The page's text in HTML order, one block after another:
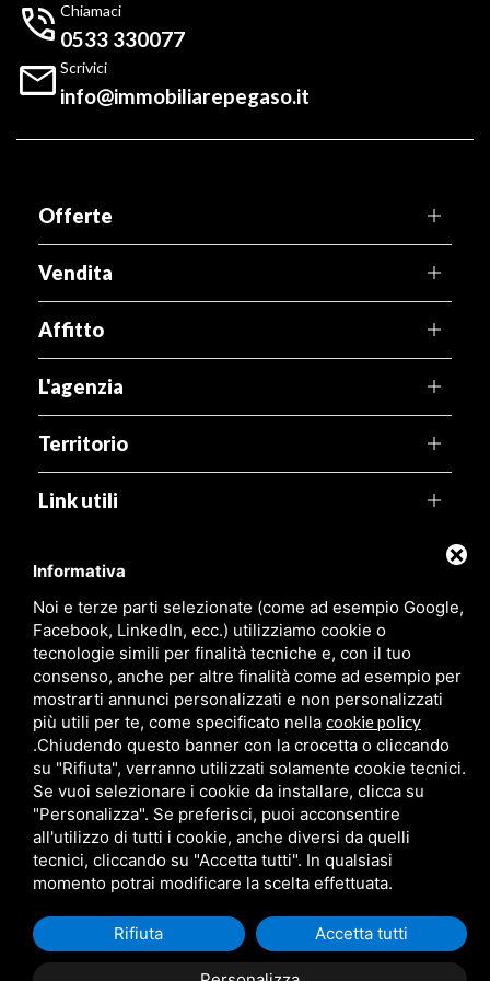
Informativa
Noi e terze parti selezionate (come ad esempio Google,
Facebook, LinkedIn, ecc.) utilizziamo cookie o
tecnologie simili per finalità tecniche e, con il tuo
consenso, anche per altre finalità come ad esempio per
mostrarti annunci personalizzati e non personalizzati
più utili per te, come specificato nella cookie policy
.Chiudendo questo banner con la crocetta o cliccando
su "Rifiuta", verranno utilizzati solamente cookie tecnici.
Se vuoi selezionare i cookie da installare, clicca su
"Personalizza". Se preferisci, puoi acconsentire
all'utilizzo di tutti i cookie, anche diversi da quelli
tecnici, cliccando su "Accetta tutti". In qualsiasi
momento potrai modificare la scelta effettuata.
Rifiuta Accetta tutti
 Chiamaci
0533 330077
 Scrivici
info@immobiliarepegaso.it
Offerte
Vendita
Affitto
L'agenzia
Agenzia Pegaso
Viale Leonardo, 99,44029 Lido di Spina (FE)
P.Iva:01316480381
Territorio
Link utili